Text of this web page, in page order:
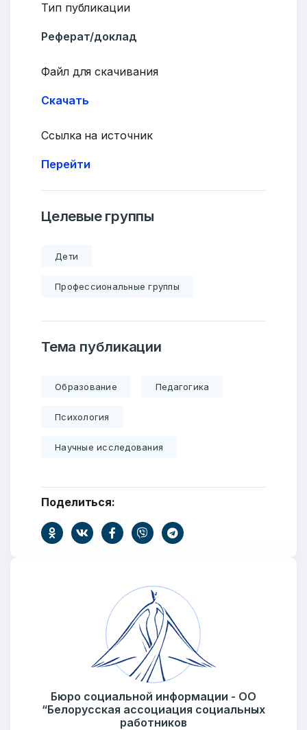
Добро пожаловать
Бюро социальной информации
Тип публикации
Реферат/доклад
Файл для скачивания
Скачать
Ссылка на источник
Перейти
Целевые группы
Дети
Профессиональные группы
Тема публикации
Образование Педагогика
Психология
Научные исследования
Поделиться:
Бюро социальной информации - ОО
“Белорусская ассоциация социальных
работников